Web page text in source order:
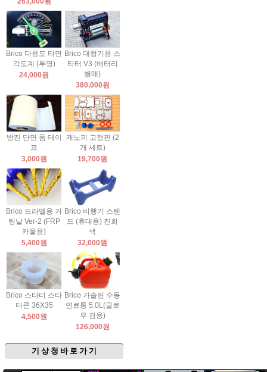
Brico 다용도 타면
각도계 (투명)
24,000원
Brico 대형기용 스
타터 V3 (배터리
별매)
380,000원
방진 단면 폼 테이
프
3,000원
캐노피 고정핀 (2
개 세트)
19,700원
Brico 드라멜용 커
팅날 Ver-2 (FRP
카울용)
5,400원
Brico 비행기 스탠
드 (휴대용) 진회
색
32,000원
Brico 스타터 스타
터콘 36X35
4,500원
Brico 가솔린 수동
연료통 5.0L(글로
우 겸용)
126,000원
기 상 청 바 로 가 기